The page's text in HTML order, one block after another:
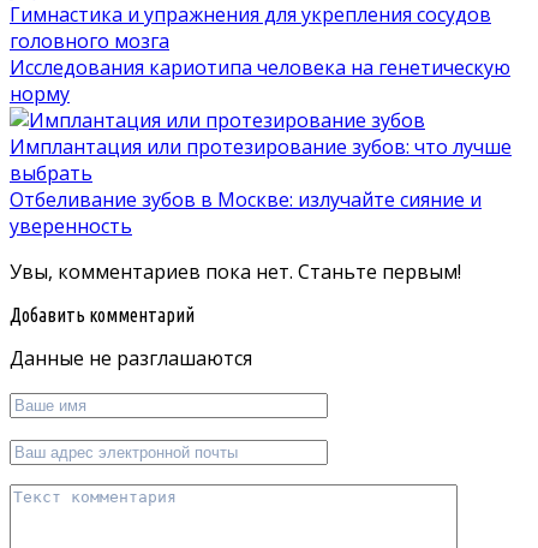
Гимнастика и упражнения для укрепления сосудов
головного мозга
Исследования кариотипа человека на генетическую
норму
Имплантация или протезирование зубов: что лучше
выбрать
Отбеливание зубов в Москве: излучайте сияние и
уверенность
Увы, комментариев пока нет. Станьте первым!
Добавить комментарий
Данные не разглашаются